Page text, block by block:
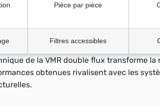
Pièce par pièce
Filtres accessibles
de la VMR double flux transforme
obtenues rivalisent avec les